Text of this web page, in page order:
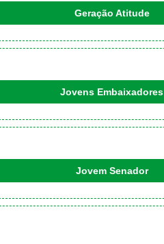
Geração Atitude
Jovens Embaixadores
Jovem Senador